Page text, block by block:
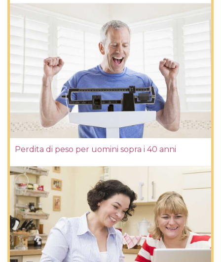
Perdita di peso per uomini sopra i 40 anni